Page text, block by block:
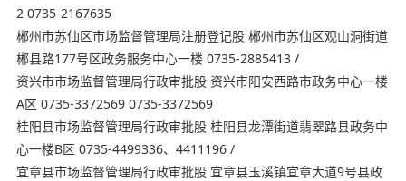
2 0735-2167635
郴州市苏仙区市场监督管理局注册登记股 郴州市苏仙区观山洞街道
郴县路177号区政务服务中心一楼 0735-2885413 /
资兴市市场监督管理局行政审批股 资兴市阳安西路市政务中心一楼
A区 0735-3372569 0735-3372569
桂阳县市场监督管理局行政审批股 桂阳县龙潭街道翡翠路县政务中
心一楼B区 0735-4499336、4411196 /
宜章县市场监督管理局行政审批股 宜章县玉溪镇宜章大道9号县政